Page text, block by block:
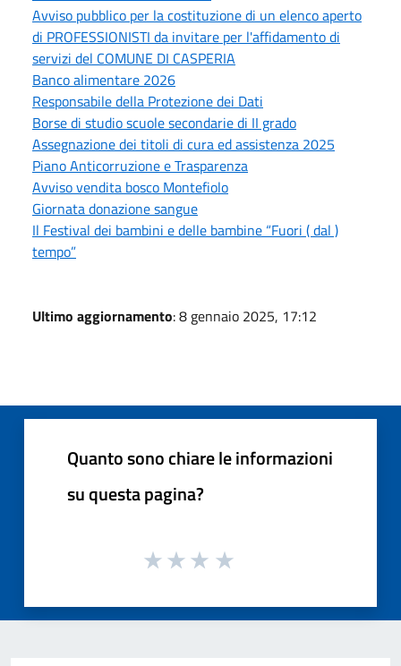
Avviso pubblico per la costituzione di un elenco aperto
di PROFESSIONISTI da invitare per l'affidamento di
servizi del COMUNE DI CASPERIA
Banco alimentare 2026
Responsabile della Protezione dei Dati
Borse di studio scuole secondarie di II grado
Assegnazione dei titoli di cura ed assistenza 2025
Piano Anticorruzione e Trasparenza
Avviso vendita bosco Montefiolo
Giornata donazione sangue
Il Festival dei bambini e delle bambine “Fuori ( dal )
tempo”
Ultimo aggiornamento: 8 gennaio 2025, 17:12
Quanto sono chiare le informazioni
su questa pagina?